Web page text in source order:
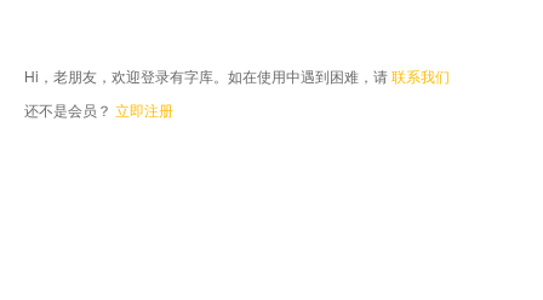
Hi，老朋友，欢迎登录有字库。如在使用中遇到困难，请联系我们
还不是会员？ 立即注册